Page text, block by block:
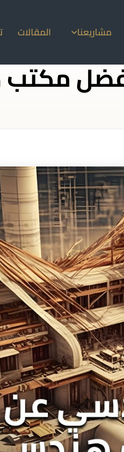
مشاريعنا المقالات